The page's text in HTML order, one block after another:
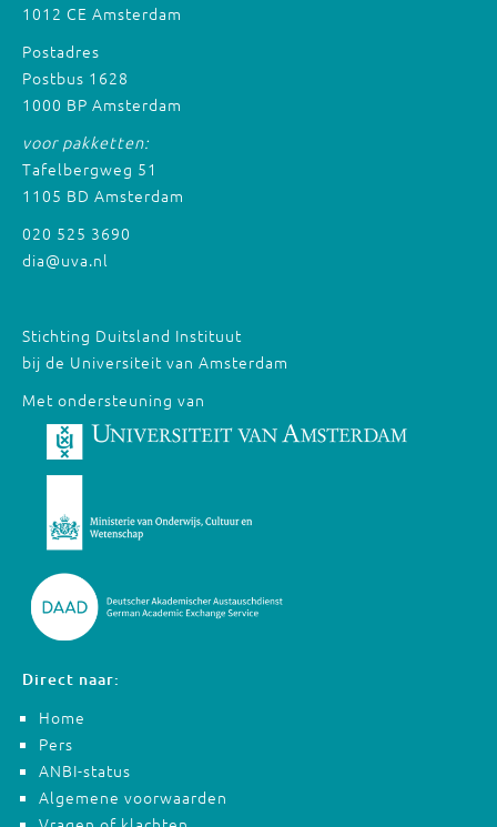
1012 CE Amsterdam
Postadres
Postbus 1628
1000 BP Amsterdam
voor pakketten:
Tafelbergweg 51
1105 BD Amsterdam
020 525 3690
dia@uva.nl
Stichting Duitsland Instituut
bij de Universiteit van Amsterdam
Met ondersteuning van
Direct naar:
Home
Pers
ANBI-status
Algemene voorwaarden